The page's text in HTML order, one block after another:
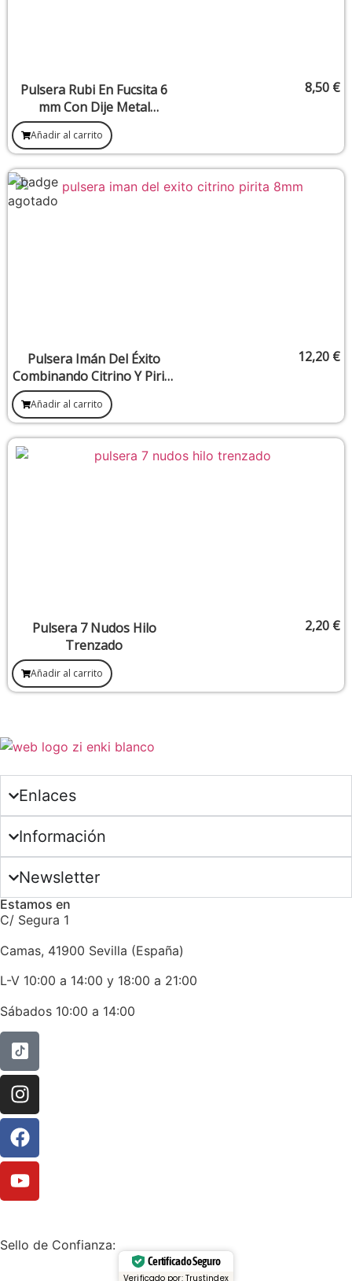
Pulsera Rubi En Fucsita 6
mm Con Dije Metal
Tetragrammaton
8,50 €
Añadir al carrito
Pulsera Imán Del Éxito
Combinando Citrino Y Pirita
8mm
12,20 €
Añadir al carrito
Pulsera 7 Nudos Hilo
Trenzado
2,20 €
Añadir al carrito
Enlaces
Información
Newsletter
Estamos en
C/ Segura 1
Camas, 41900 Sevilla (España)
L-V 10:00 a 14:00 y 18:00 a 21:00
Sábados 10:00 a 14:00
Sello de Confianza:
Certificado Seguro
Verificado por: Trustindex